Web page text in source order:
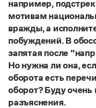
Словари русского языка
Справочники
Правила русской
Русский язык. Краткий
для школьников
Письмовник
Управление в
Словарь русских
Словарь
Правила русской
(1956)
например,
мотивам
вражды, а
побуждений. В
запятая после
Но нужна ли она,
оборота есть
оборот? Буду очень
разъяснения.